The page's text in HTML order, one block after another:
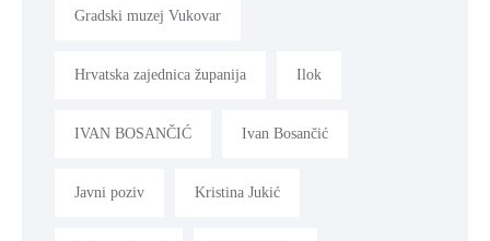
Gradski muzej Vukovar
Hrvatska zajednica županija Ilok
IVAN BOSANČIĆ Ivan Bosančić
Javni poziv Kristina Jukić